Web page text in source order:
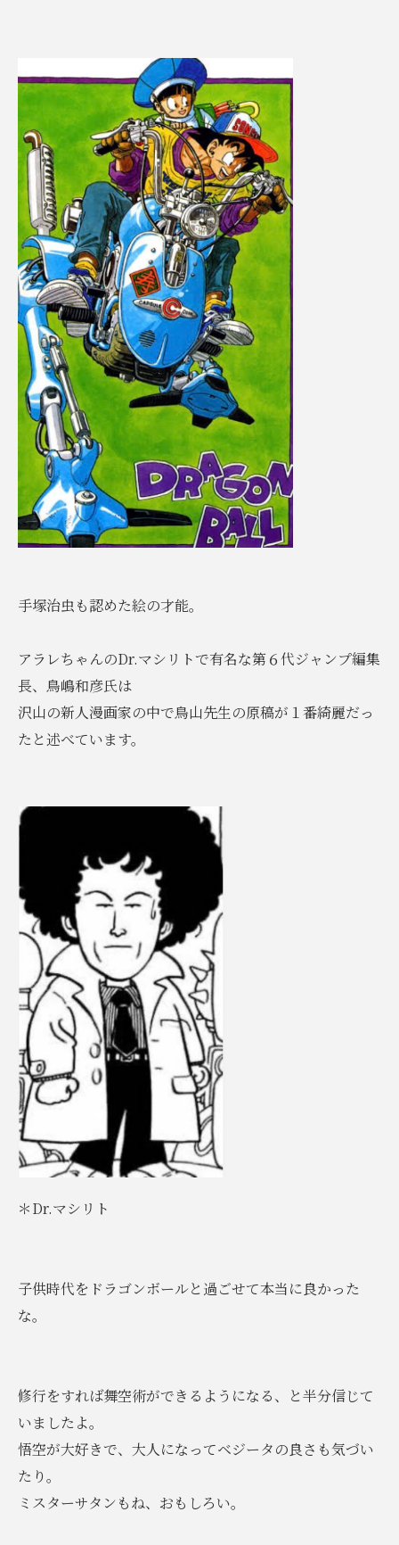
手塚治虫も認めた絵の才能。
アラレちゃんのDr.マシリトで有名な第６代ジャンプ編集
長、鳥嶋和彦氏は
沢山の新人漫画家の中で鳥山先生の原稿が１番綺麗だっ
たと述べています。
＊Dr.マシリト
子供時代をドラゴンボールと過ごせて本当に良かった
な。
修行をすれば舞空術ができるようになる、と半分信じて
いましたよ。
悟空が大好きで、大人になってベジータの良さも気づい
たり。
ミスターサタンもね、おもしろい。